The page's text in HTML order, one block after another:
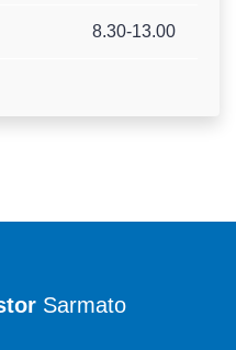
8.30-13.00
Sarmato